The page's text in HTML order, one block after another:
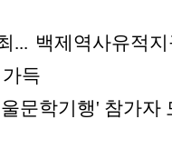
백제역사유적지
득
문학기행' 참가자